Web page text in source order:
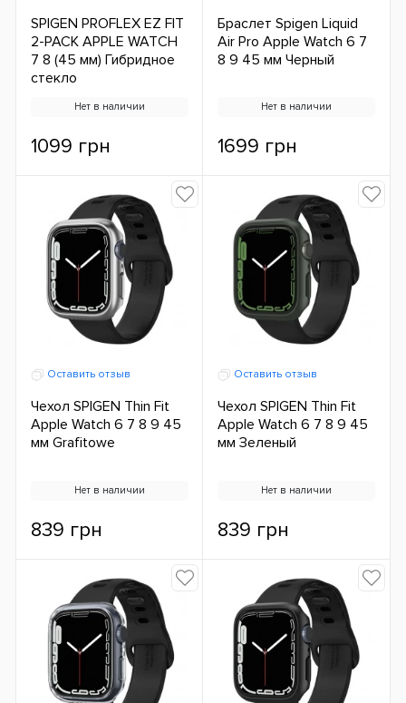
SPIGEN PROFLEX EZ FIT
2-PACK APPLE WATCH
7 8 (45 мм) Гибридное
стекло
Нет в наличии
1099 грн
Браслет Spigen Liquid
Air Pro Apple Watch 6 7
8 9 45 мм Черный
Нет в наличии
1699 грн
Оставить отзыв
Чехол SPIGEN Thin Fit
Apple Watch 6 7 8 9 45
мм Grafitowe
Нет в наличии
839 грн
Оставить отзыв
Чехол SPIGEN Thin Fit
Apple Watch 6 7 8 9 45
мм Зеленый
Нет в наличии
839 грн